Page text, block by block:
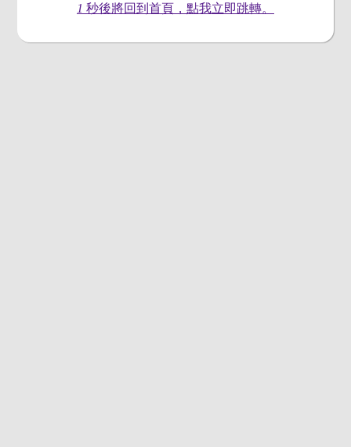
1 秒後將回到首頁，點我立即跳轉。